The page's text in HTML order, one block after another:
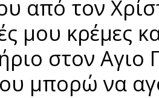
από τον
μου κρέμες
στον Αγιο
μπορώ να